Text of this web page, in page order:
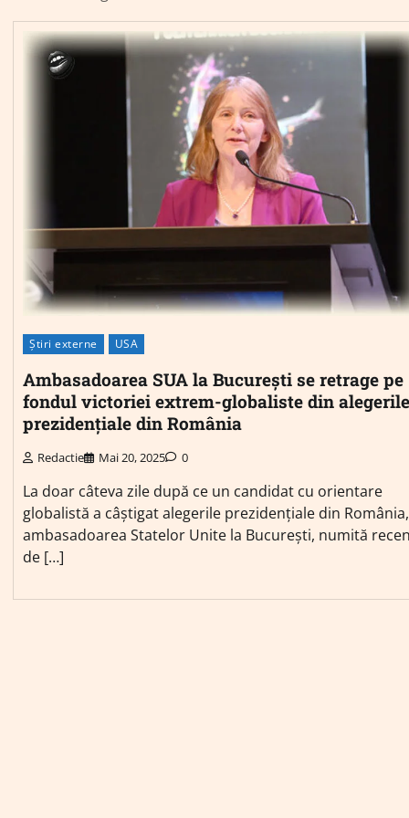
Știri externe USA
Ambasadoarea SUA la București se retrage pe
fondul victoriei extrem-globaliste din alegerile
prezidențiale din România
Redactie Mai 20, 2025 0
La doar câteva zile după ce un candidat cu orientare
globalistă a câștigat alegerile prezidențiale din România,
ambasadoarea Statelor Unite la București, numită
de […]